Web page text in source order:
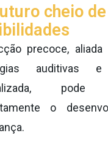
cheio de
precoce,
auditivas
pode
o